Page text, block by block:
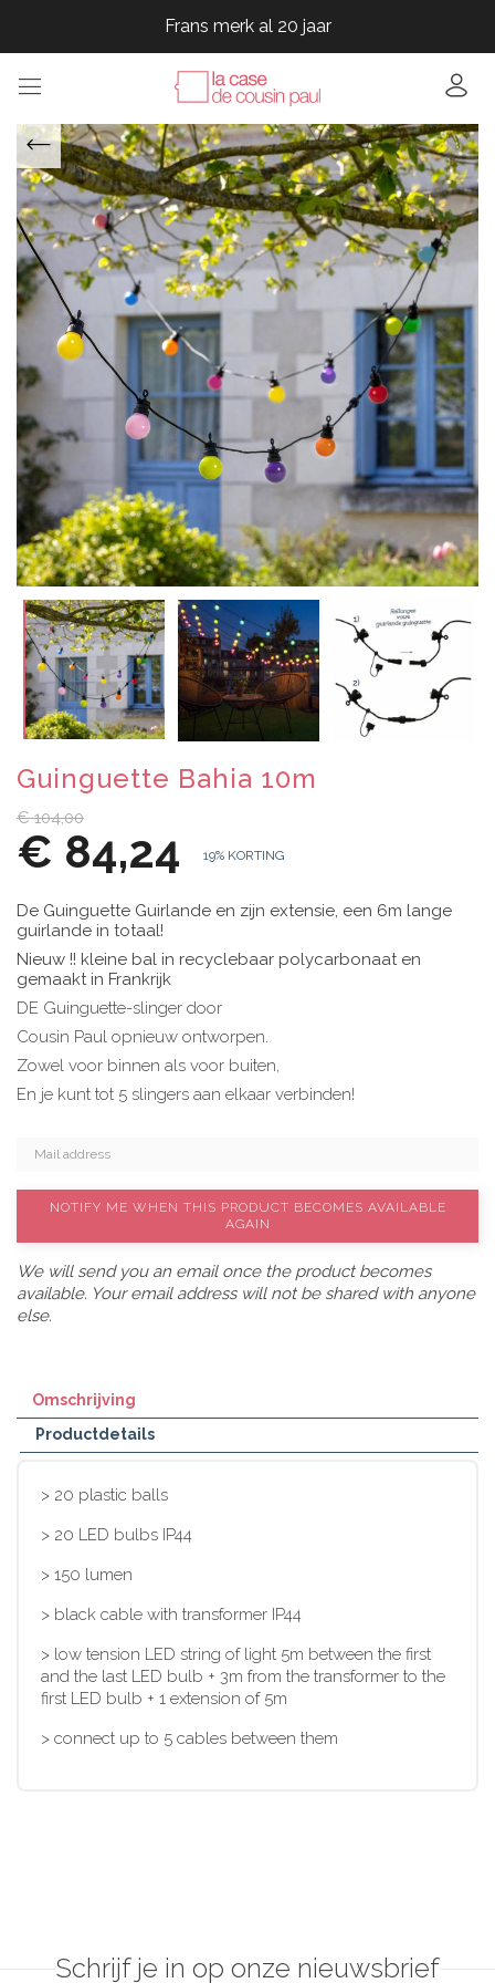
Frans merk al 20 jaar
Frans merk al 20 jaar
Frans merk al 20 jaar
Guinguette Bahia 10m
€ 104,00
€ 84,24 19% KORTING
De Guinguette Guirlande en zijn extensie, een 6m lange
guirlande in totaal!
Nieuw !! kleine bal in recyclebaar polycarbonaat en
gemaakt in Frankrijk
DE Guinguette-slinger door
Cousin Paul opnieuw ontworpen.
Zowel voor binnen als voor buiten,
En je kunt tot 5 slingers aan elkaar verbinden!
NOTIFY ME WHEN THIS PRODUCT BECOMES AVAILABLE
AGAIN
We will send you an email once the product becomes
available. Your email address will not be shared with anyone
else.
Omschrijving
Productdetails
> 20 plastic balls
> 20 LED bulbs IP44
> 150 lumen
> black cable with transformer IP44
> low tension LED string of light 5m between the first
and the last LED bulb + 3m from the transformer to the
first LED bulb + 1 extension of 5m
> connect up to 5 cables between them
Schrijf je in op onze nieuwsbrief